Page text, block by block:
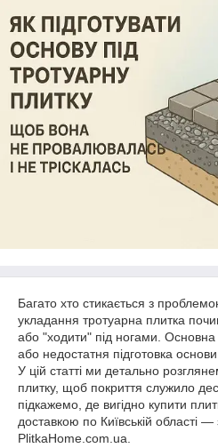
Багато хто стикається з
укладання тротуарна плитка
або "ходити" під ногами.
або недостатня підготовка основи.
У цій статті ми детально
плитку, щоб покриття служило
підкажемо, де вигідно купити
доставкою по Київській області
PlitkaHome.com.ua.